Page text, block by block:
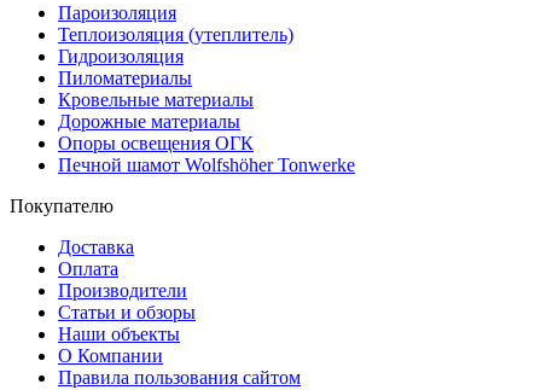
Пароизоляция
Теплоизоляция (утеплитель)
Гидроизоляция
Пиломатериалы
Кровельные материалы
Дорожные материалы
Опоры освещения ОГК
Печной шамот Wolfshöher Tonwerke
Покупателю
Доставка
Оплата
Производители
Статьи и обзоры
Наши объекты
О Компании
Правила пользования сайтом